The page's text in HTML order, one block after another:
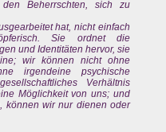
Beherrschten, sich zu
hat, nicht einfach
Sie ordnet die
und Identitäten hervor, sie
wir können nicht ohne
irgendeine psychische
Verhältnis
Möglichkeit von uns; und
können wir nur dienen oder